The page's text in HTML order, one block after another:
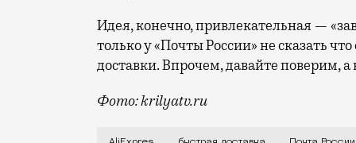
Идея, конечно, привлекательная —
только у «Почты России» не сказать
доставки. Впрочем, давайте поверим, а
Фото: krilyatv.ru
Это случится благодаря